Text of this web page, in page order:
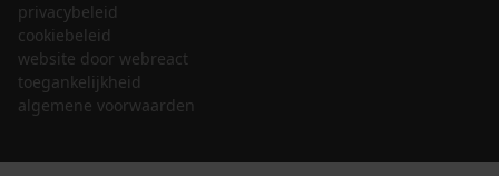
privacybeleid
cookiebeleid
website door webreact
toegankelijkheid
algemene voorwaarden